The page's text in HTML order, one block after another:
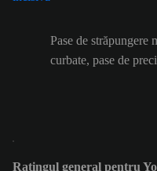
Pase de străpungere
curbate, pase de
Ratingul general pentru